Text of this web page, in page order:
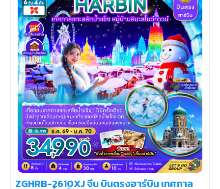
ZGHRB-2610XJ จีน บินตรงฮาร์บิน เทศกาล